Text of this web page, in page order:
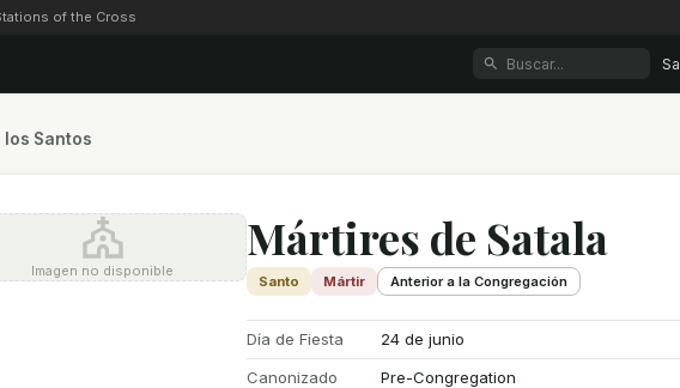
of the Cross
los Santos
Imagen no disponible
Mártires de Satala
Santo Mártir Anterior a la Congregación
Día de Fiesta
24 de junio
Canonizado
Pre-Congregation